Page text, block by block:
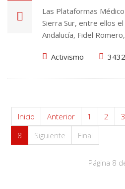
Las Plataformas
Sierra Sur, entre ellos
Andalucía, Fidel
Activismo 3432
Inicio Anterior 1 2 3
8
Siguiente Final
Página 8